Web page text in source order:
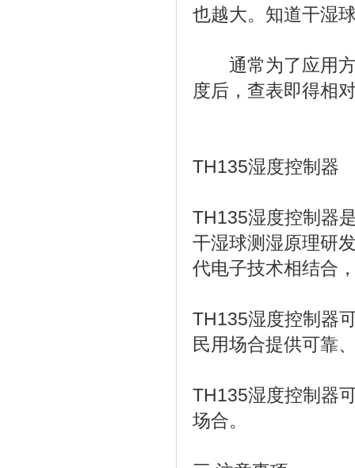
也越大。知道干湿
通常为了应用方
度后，查表即得相
TH135湿度控制器
TH135湿度控制器
干湿球测湿原理研
代电子技术相结合
TH135湿度控制器
民用场合提供可靠
TH135湿度控制器
场合。